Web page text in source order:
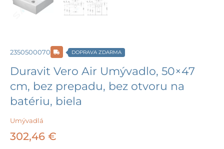
2350500070 DOPRAVA ZDARMA
Duravit Vero Air Umývadlo, 50×47
cm, bez prepadu, bez otvoru na
batériu, biela
Umývadlá
302,46 €